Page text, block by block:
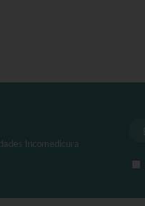
Incomedicura